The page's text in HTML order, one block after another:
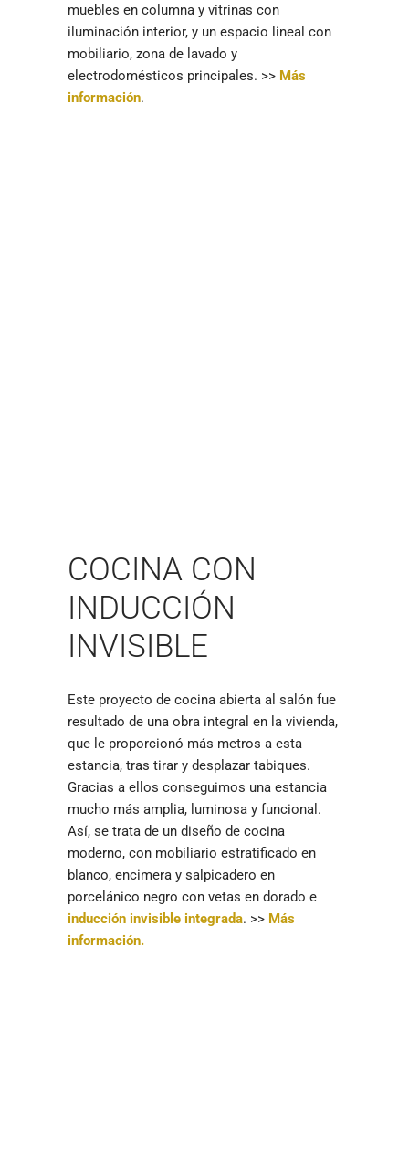
muebles en columna y vitrinas con
iluminación interior, y un espacio lineal con
mobiliario, zona de lavado y
electrodomésticos principales. >> Más
información.
COCINA CON
INDUCCIÓN
INVISIBLE
Este proyecto de cocina abierta al salón fue
resultado de una obra integral en la vivienda,
que le proporcionó más metros a esta
estancia, tras tirar y desplazar tabiques.
Gracias a ellos conseguimos una estancia
mucho más amplia, luminosa y funcional.
Así, se trata de un diseño de cocina
moderno, con mobiliario estratificado en
blanco, encimera y salpicadero en
porcelánico negro con vetas en dorado e
inducción invisible integrada. >> Más
información.